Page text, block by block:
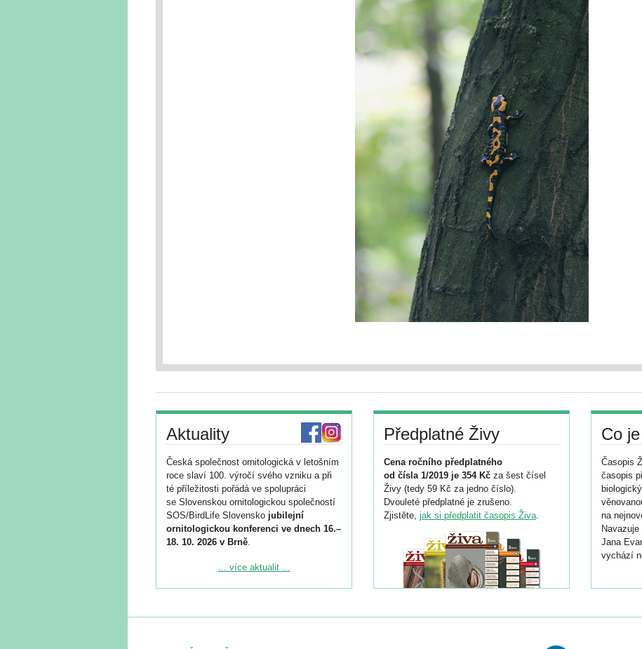
Aktuality
Česká společnost ornitologická v letošním
roce slaví 100. výročí svého vzniku a při
té příležitosti pořádá ve spolupráci
se Slovenskou ornitologickou společností
SOS/BirdLife Slovensko jubilejní
ornitologickou konferenci ve dnech 16.–
18. 10. 2026 v Brně.
Podrobnější informace ke konferenci
Registrovat se můžete do 6. září.
... více aktualit ...
Předplatné Živy
Cena ročního předplatného
od čísla 1/2019 je 354 Kč za šest čísel
Živy (tedy 59 Kč za jedno číslo).
Dvouleté předplatné je zrušeno.
Zjistěte, jak si předplatit časopis Živa.
Co
Časopis
časopis
na
Jana
vychází